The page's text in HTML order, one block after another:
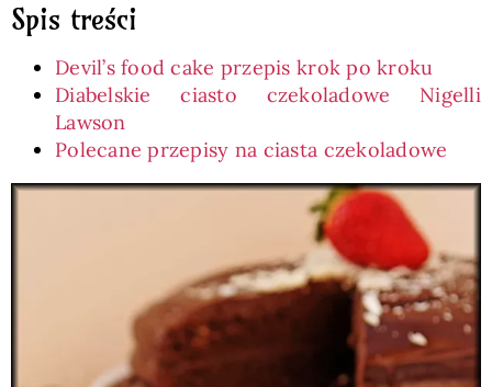
Spis treści
Devil’s food cake przepis krok po kroku
Diabelskie ciasto czekoladowe Nigelli
Lawson
Polecane przepisy na ciasta czekoladowe